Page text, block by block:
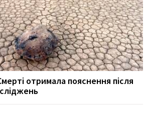
отримала пояснення після